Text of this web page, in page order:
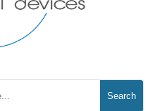
Search